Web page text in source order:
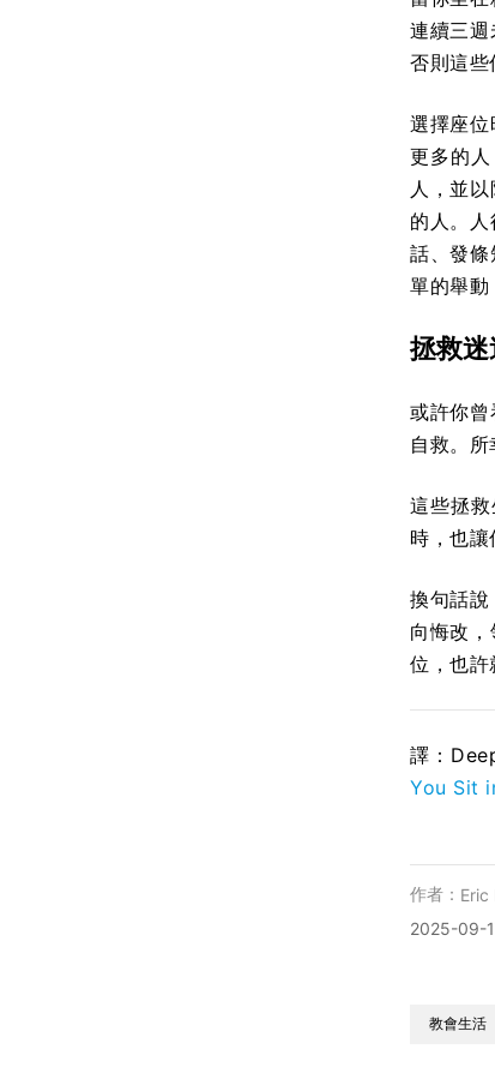
連續三週
否則這些
選擇座
更多的
人，並
的人。
話、發
單的舉動
拯救
或許你
自救。
這些拯
時，也讓
換句話
向悔改
位，也許
譯：
You Sit
作者： Eric
2025-09-
教會生活